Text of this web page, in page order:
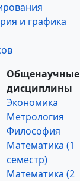
и графика
Общенаучные
дисциплины
Экономика
Метрология
Философия
Математика (1
семестр)
Математика (2